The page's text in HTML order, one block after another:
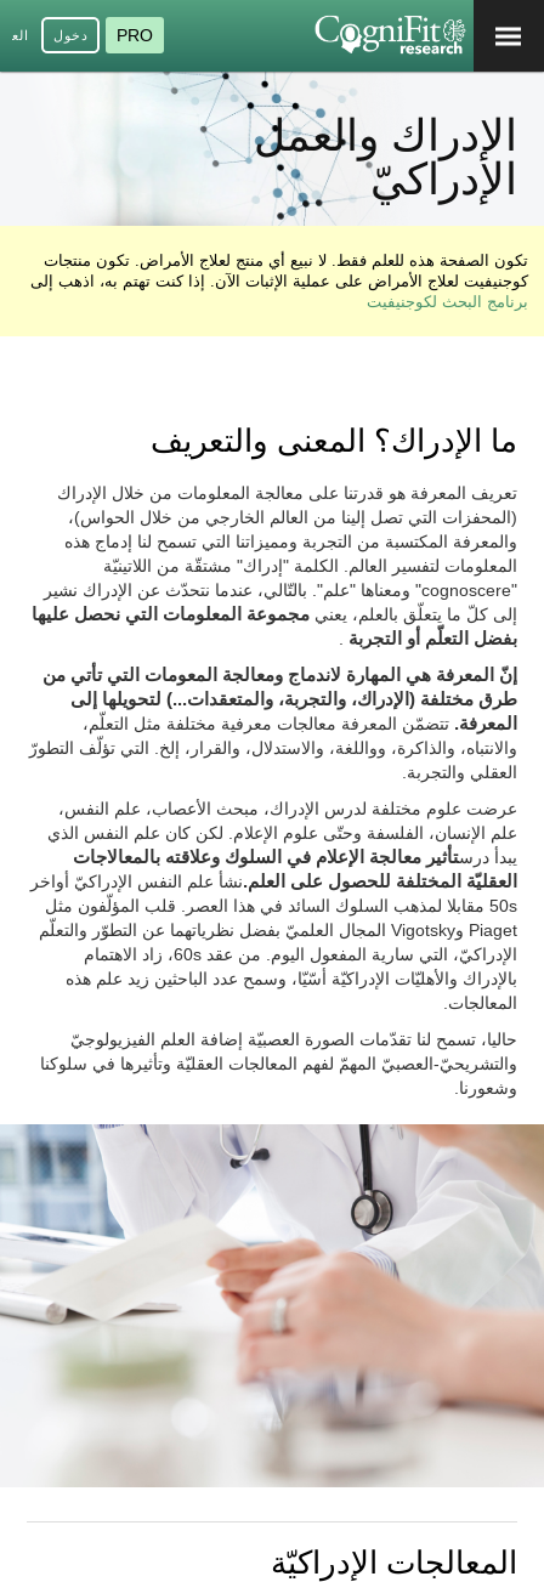
PRO دخول
الإدراك والعمل
الإدراكيّ
تكون الصفحة هذه للعلم فقط. لا نبيع أي منتج لعلاج الأمراض. تكون منتجات
كوجنيفيت لعلاج الأمراض على عملية الإثبات الآن. إذا كنت تهتم به، اذهب إلى
برنامج البحث لكوجنيفيت
ما الإدراك؟ المعنى والتعريف
تعريف المعرفة هو قدرتنا على معالجة المعلومات من خلال الإدراك
(المحفزات التي تصل إلينا من العالم الخارجي من خلال الحواس)،
والمعرفة المكتسبة من التجربة ومميزاتنا التي تسمح لنا إدماج هذه
المعلومات لتفسير العالم. الكلمة "إدراك" مشتقّة من اللاتينيّة
"cognoscere" ومعناها "علم". بالتّالي، عندما نتحدّث عن الإدراك نشير
إلى كلّ ما يتعلّق بالعلم، يعنيمجموعة المعلومات التي نحصل عليها
بفضل التعلّم أو التجربة
إنّ المعرفة هي المهارة لاندماج ومعالجة المعومات التي تأتي من
طرق مختلفة (الإدراك، والتجربة، والمتعقدات...) لتحويلها إلى
المعرفة.تتضمّن المعرفة معالجات معرفية مختلفة مثل التعلّم،
والانتباه، والذاكرة، وواللغة، والاستدلال، والقرار، إلخ. التي تؤلّف التطورّ
العقلي والتجربة.
عرضت علوم مختلفة لدرس الإدراك، مبحث الأعصاب، علم النفس،
علم الإنسان، الفلسفة وحتّى علوم الإعلام. لكن كان علم النفس الذي
يبدأ درستأثير معالجة الإعلام في السلوك وعلاقته بالمعالاجات
العقليّة المختلفة للحصول على العلم.نشأ علم النفس الإدراكيّ أواخر
50s مقابلا لمذهب السلوك السائد في هذا العصر. قلب المؤلّفون مثل
Piaget وVigotsky المجال العلميّ بفضل نظرياتهما عن التطوّر والتعلّم
الإدراكيّ، التي سارية المفعول اليوم. من عقد 60s، زاد الاهتمام
بالإدراك والأهليّات الإدراكيّة أسّيّا، وسمح عدد الباحثين زيد علم هذه
المعالجات.
حاليا، تسمح لنا تقدّمات الصورة العصبيّة إضافة العلم الفيزيولوجيّ
والتشريحيّ-العصبيّ المهمّ لفهم المعالجات العقليّة وتأثيرها في سلوكنا
وشعورنا.
المعالجات الإدراكيّة